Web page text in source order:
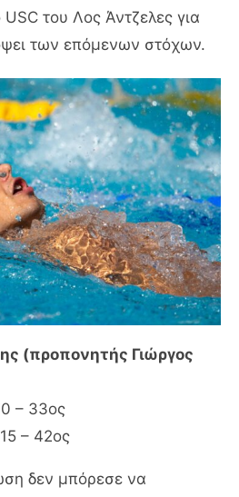
του Λος Άντζελες για
των επόμενων στόχων.
(προπονητής Γιώργος
– 33ος
– 42ος
δεν μπόρεσε να